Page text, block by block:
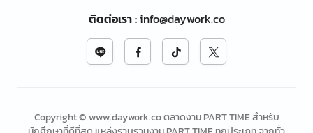
ติดต่อเรา:info@daywork.co
Copyright © www.daywork.co ตลาดงาน PART TIME สำหรับ